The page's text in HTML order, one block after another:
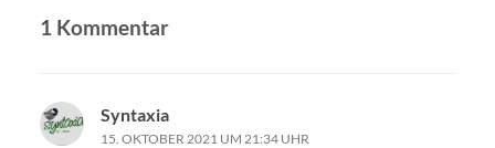
1 Kommentar
Syntaxia
15. OKTOBER 2021 UM 21:34 UHR